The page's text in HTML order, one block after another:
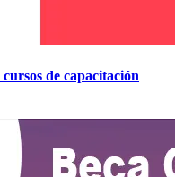
de capacitación